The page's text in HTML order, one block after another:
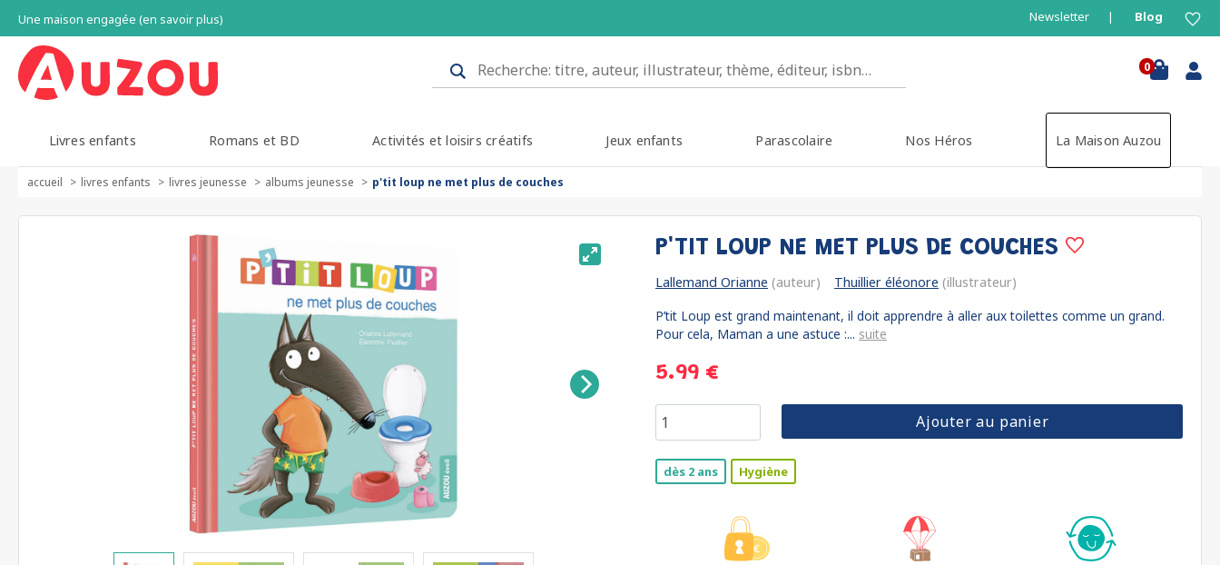
Une maison engagée (en savoir plus) Newsletter Blog
0
Livres enfants Romans et BD Activités et loisirs créatifs Jeux enfants Parascolaire Nos Héros La Maison Auzou
accueil livres enfants livres jeunesse albums jeunesse p'tit loup ne met plus de couches
P'TIT LOUP NE MET PLUS DE COUCHES
Lallemand Orianne (auteur) Thuillier éléonore (illustrateur)
P’tit Loup est grand maintenant, il doit apprendre à aller aux toilettes comme un grand.
Pour cela, Maman a une astuce :... suite
5.99 €
Ajouter au panier
dès 2 ans Hygiène